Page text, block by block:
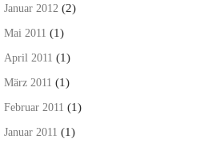
Januar 2012 (2)
Mai 2011 (1)
April 2011 (1)
März 2011 (1)
Februar 2011 (1)
Januar 2011 (1)